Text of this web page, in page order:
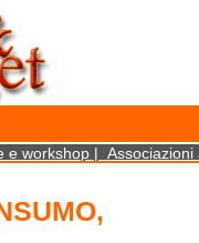
agree that we may store and
More Info? http://
e workshop | Associazioni